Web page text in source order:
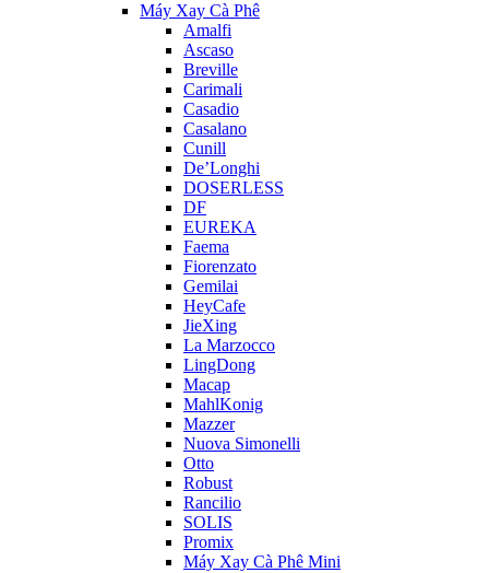
Máy Xay Cà Phê
Amalfi
Ascaso
Breville
Carimali
Casadio
Casalano
Cunill
De’Longhi
DOSERLESS
DF
EUREKA
Faema
Fiorenzato
Gemilai
HeyCafe
JieXing
La Marzocco
LingDong
Macap
MahlKonig
Mazzer
Nuova Simonelli
Otto
Robust
Rancilio
SOLIS
Promix
Máy Xay Cà Phê Mini